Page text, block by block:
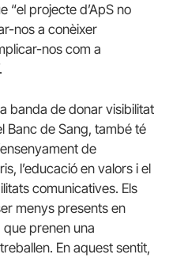
“el projecte d’ApS no
nos a conèixer
nos com a
banda de donar visibilitat
Banc de Sang, també té
de
l’educació en valors i el
comunicatives. Els
menys presents en
que prenen una
En aquest sentit,